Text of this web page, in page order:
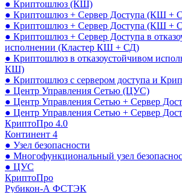
● Криптошлюз (КШ)
● Криптошлюз + Сервер Доступа (КШ +
● Криптошлюз + Сервер Доступа (КШ +
● Криптошлюз + Сервер Доступа в
исполнении (Кластер КШ + СД)
● Криптошлюз в отказоустойчивом
КШ)
● Криптошлюз с сервером доступа и
● Центр Управления Сетью (ЦУС)
● Центр Управления Сетью + Сервер
● Центр Управления Сетью + Сервер
КриптоПро 4.0
Континент 4
● Узел безопасности
● Многофункциональный узел
● ЦУС
КриптоПро
Рубикон-А ФСТЭК